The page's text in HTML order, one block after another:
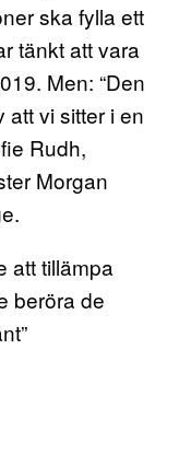
ska fylla ett
tänkt att vara
Men: “Den
att vi sitter i en
Rudh,
Morgan
att tillämpa
beröra de